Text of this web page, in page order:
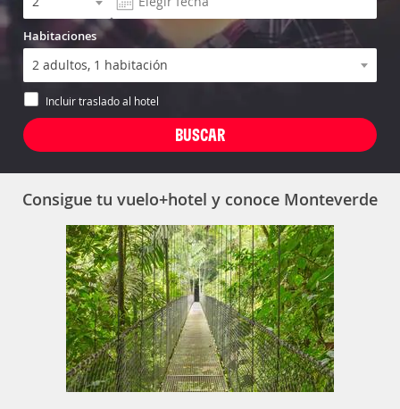
Habitaciones
Incluir traslado al hotel
Consigue tu vuelo+hotel y conoce Monteverde